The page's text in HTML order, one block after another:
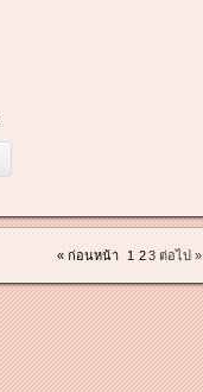
« ก่อนหน้า 1 23 ต่อไป »